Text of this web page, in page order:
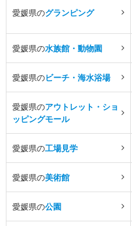
愛媛県のグランピング
愛媛県の水族館・動物園
愛媛県のビーチ・海水浴場
愛媛県のアウトレット・ショ
ッピングモール
愛媛県の工場見学
愛媛県の美術館
愛媛県の公園